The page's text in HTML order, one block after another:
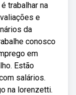
trabalhar na
e
da
conosco
em
Estão
salários.
na lorenzetti.